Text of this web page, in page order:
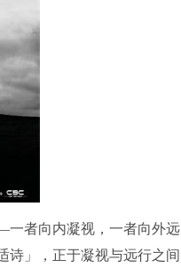
一者向内凝视，一者向外远
诗」，正于凝视与远行之间